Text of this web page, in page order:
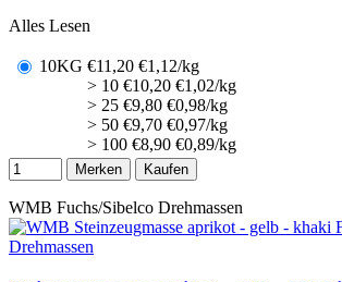
Alles Lesen
10KG €11,20 €1,12/kg
> 10 €10,20 €1,02/kg
> 25 €9,80 €0,98/kg
> 50 €9,70 €0,97/kg
> 100 €8,90 €0,89/kg
Merken Kaufen
WMB Fuchs/Sibelco Drehmassen